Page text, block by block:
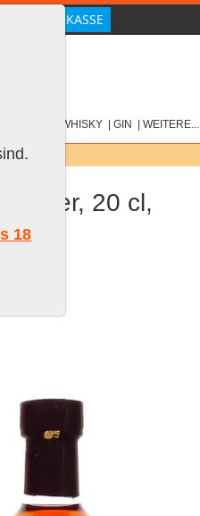
WHISKY GIN WEITERE...
20 cl,
18